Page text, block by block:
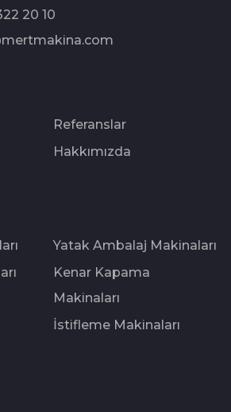
20 10
Referanslar
Hakkımızda
Yatak Ambalaj Makinaları
Kenar Kapama
Makinaları
İstifleme Makinaları